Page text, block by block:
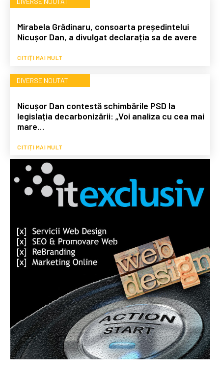
Mirabela Grădinaru, consoarta președintelui
Nicușor Dan, a divulgat declarația sa de avere
CITIȚI MAI MULT
DIVERSE NOUTATI
Nicușor Dan contestă schimbările PSD la
legislația decarbonizării: „Voi analiza cu cea mai
mare…
CITIȚI MAI MULT